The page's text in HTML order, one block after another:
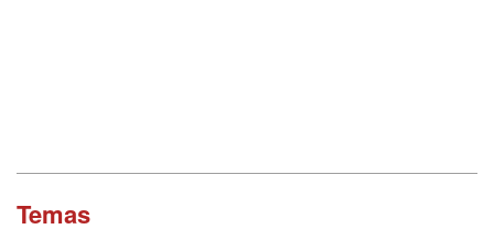
Temas